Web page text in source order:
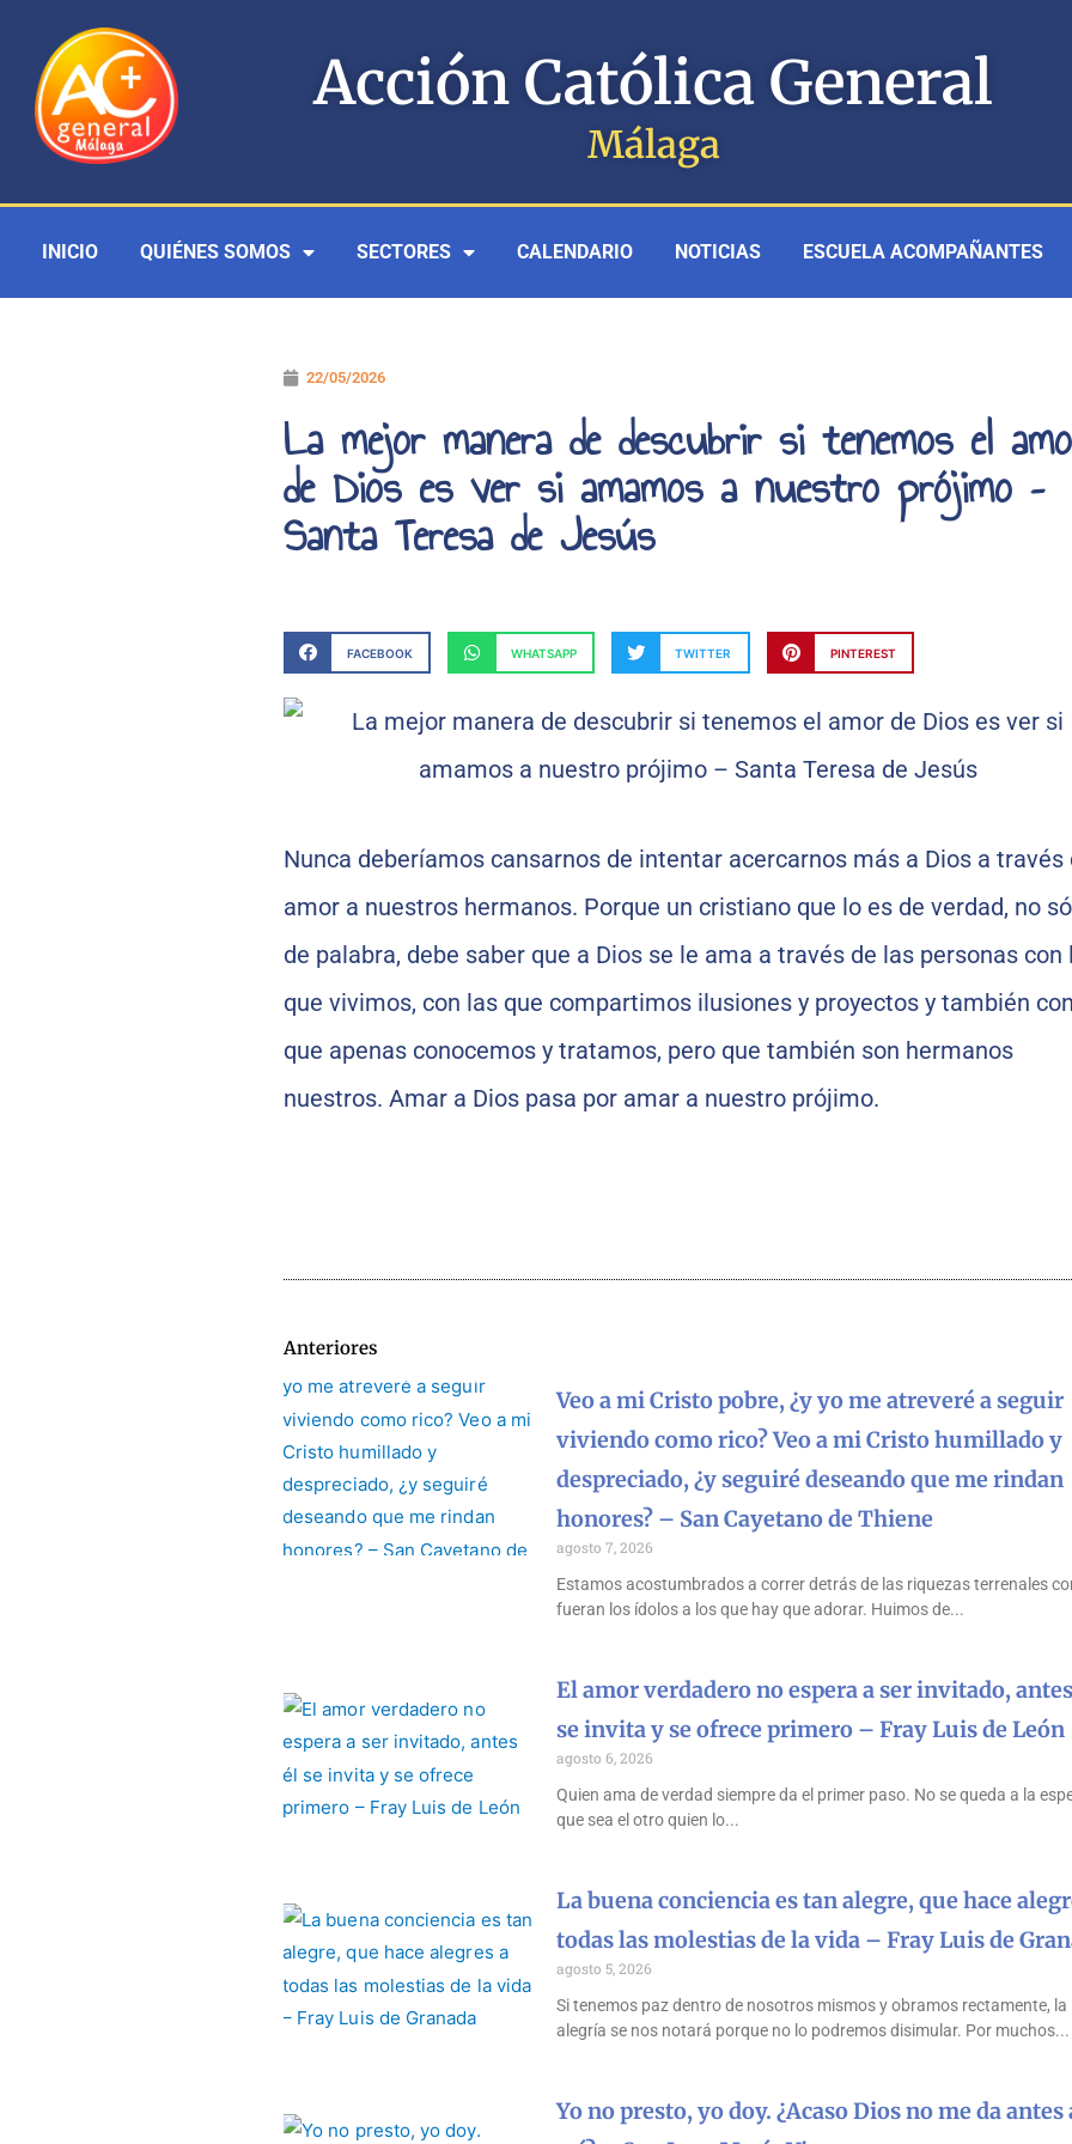
contenido
Acción Católica General
Málaga
INICIO QUIÉNES SOMOS SECTORES CALENDARIO NOTICIAS ESCUELA ACOMPAÑANTES
22/05/2026
La mejor manera de descubrir si tenemos el
de Dios es ver si amamos a nuestro prójimo –
Santa Teresa de Jesús
FACEBOOK WHATSAPP TWITTER PINTEREST
Nunca deberíamos cansarnos de intentar acercarnos más a Dios a través
amor a nuestros hermanos. Porque un cristiano que lo es de verdad, no
de palabra, debe saber que a Dios se le ama a través de las personas con
que vivimos, con las que compartimos ilusiones y proyectos y también
que apenas conocemos y tratamos, pero que también son hermanos
nuestros. Amar a Dios pasa por amar a nuestro prójimo.
Anteriores
Veo a mi Cristo pobre, ¿y yo me atreveré a seguir
viviendo como rico? Veo a mi Cristo humillado y
despreciado, ¿y seguiré deseando que me rindan
honores? – San Cayetano de Thiene
agosto 7, 2026
Estamos acostumbrados a correr detrás de las riquezas terrenales
fueran los ídolos a los que hay que adorar. Huimos de
El amor verdadero no espera a ser invitado,
se invita y se ofrece primero – Fray Luis de León
agosto 6, 2026
Quien ama de verdad siempre da el primer paso. No se queda a la
que sea el otro quien lo
La buena conciencia es tan alegre, que hace
todas las molestias de la vida – Fray Luis de
agosto 5, 2026
Si tenemos paz dentro de nosotros mismos y obramos rectamente, la
alegría se nos notará porque no lo podremos disimular. Por muchos
Yo no presto, yo doy. ¿Acaso Dios no me da antes